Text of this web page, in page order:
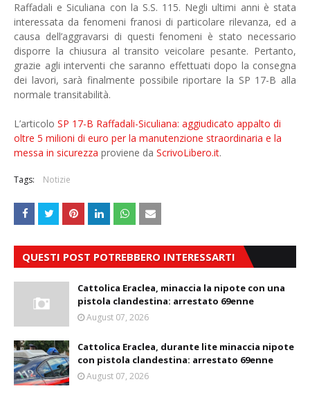
Raffadali e Siculiana con la S.S. 115. Negli ultimi anni è stata
interessata da fenomeni franosi di particolare rilevanza, ed a
causa dell’aggravarsi di questi fenomeni è stato necessario
disporre la chiusura al transito veicolare pesante. Pertanto,
grazie agli interventi che saranno effettuati dopo la consegna
dei lavori, sarà finalmente possibile riportare la SP 17-B alla
normale transitabilità.
L’articolo SP 17-B Raffadali-Siculiana: aggiudicato appalto di
oltre 5 milioni di euro per la manutenzione straordinaria e la
messa in sicurezza proviene da ScrivoLibero.it.
Tags: Notizie
QUESTI POST POTREBBERO INTERESSARTI
Cattolica Eraclea, minaccia la nipote con una
pistola clandestina: arrestato 69enne
August 07, 2026
Cattolica Eraclea, durante lite minaccia nipote
con pistola clandestina: arrestato 69enne
August 07, 2026